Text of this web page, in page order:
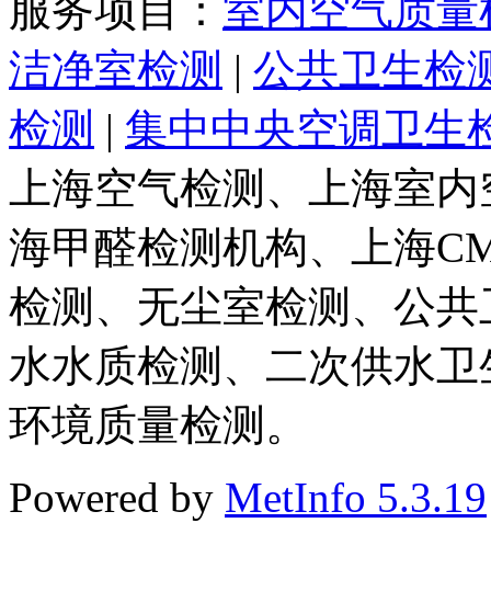
服务项目： 室内空气质量
洁净室检测 | 公共卫生检
检测 | 集中中央空调卫生
上海空气检测、上海室
海甲醛检测机构、上海
检测、无尘室检测、公
水水质检测、二次供水
环境质量检测。
Powered by MetInfo 5.3.19